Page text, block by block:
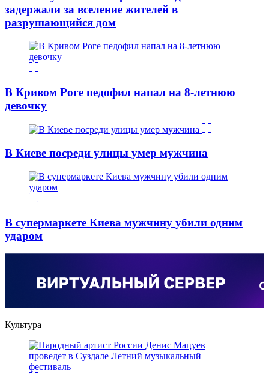
задержали за вселение жителей в
разрушающийся дом
В Кривом Роге педофил напал на 8-летнюю
девочку
В Киеве посреди улицы умер мужчина
В супермаркете Киева мужчину убили одним
ударом
Культура